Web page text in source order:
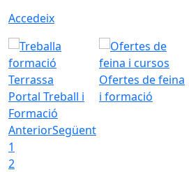
Accedeix
Portal Treball i
Formació
Ofertes de feina
i formació
AnteriorSegüent
1
2